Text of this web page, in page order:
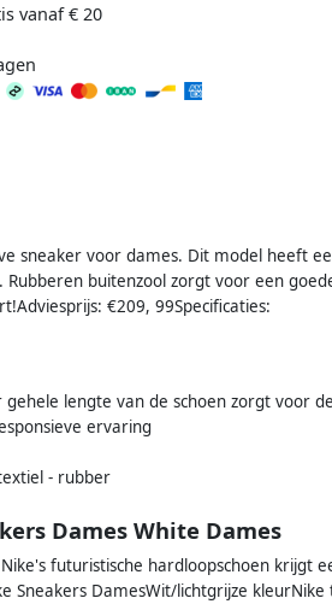
vanaf € 20
sneaker voor dames. Dit model heeft
buitenzool zorgt voor een
€209, 99Specificaties:
lengte van de schoen zorgt voor
ervaring
- rubber
Dames White Dames
futuristische hardloopschoen krijgt
Sneakers DamesWit/lichtgrijze